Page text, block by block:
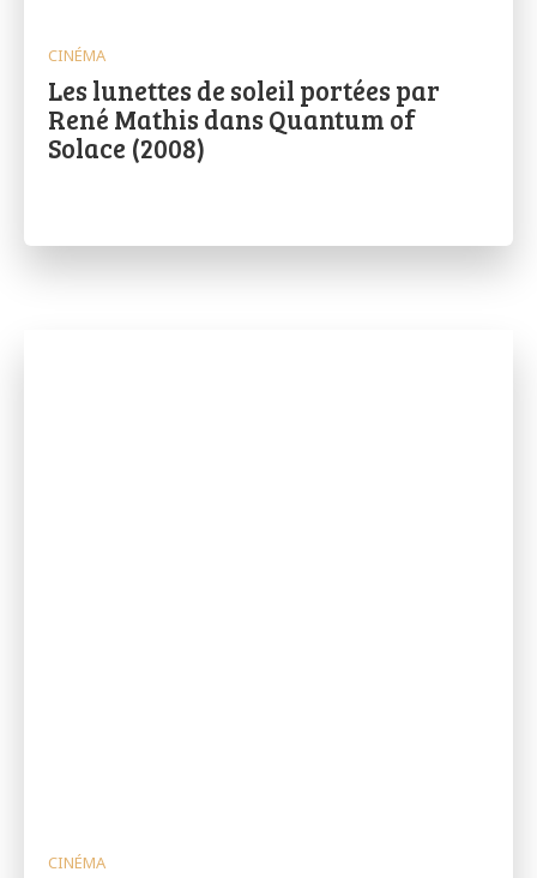
CINÉMA
Les lunettes de soleil portées par
René Mathis dans Quantum of
Solace (2008)
CINÉMA